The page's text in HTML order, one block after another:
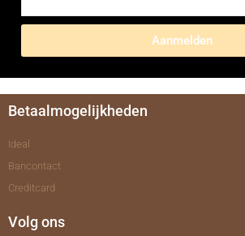
Aanmelden
Betaalmogelijkheden
Ideal
Bancontact
Creditcard
Volg ons